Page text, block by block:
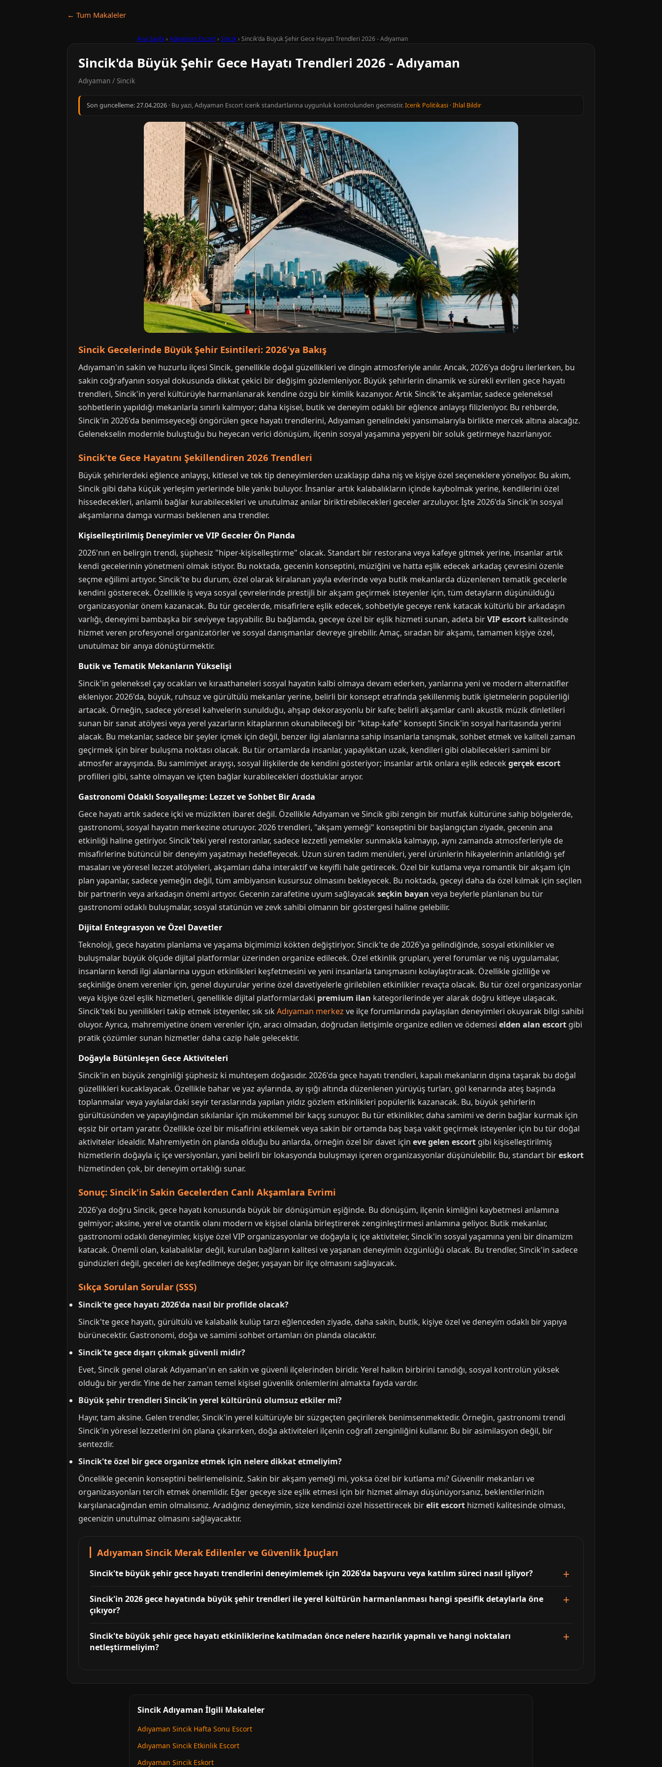
← Tum Makaleler
Ana Sayfa › Adıyaman Escort› Sincik› Sincik'da Büyük Şehir Gece Hayatı Trendleri 2026 - Adıyaman
Sincik'da Büyük Şehir Gece Hayatı Trendleri 2026 - Adıyaman
Adıyaman / Sincik
Son guncelleme:27.04.2026 · Bu yazi, Adıyaman Escort icerik standartlarina uygunluk kontrolunden gecmistir.Icerik Politikasi ·Ihlal Bildir
Sincik Gecelerinde Büyük Şehir Esintileri: 2026'ya Bakış
Adıyaman'ın sakin ve huzurlu ilçesi Sincik, genellikle doğal güzellikleri ve dingin atmosferiyle anılır. Ancak, 2026'ya doğru ilerlerken, bu
sakin coğrafyanın sosyal dokusunda dikkat çekici bir değişim gözlemleniyor. Büyük şehirlerin dinamik ve sürekli evrilen gece hayatı
trendleri, Sincik'in yerel kültürüyle harmanlanarak kendine özgü bir kimlik kazanıyor. Artık Sincik'te akşamlar, sadece geleneksel
sohbetlerin yapıldığı mekanlarla sınırlı kalmıyor; daha kişisel, butik ve deneyim odaklı bir eğlence anlayışı filizleniyor. Bu rehberde,
Sincik'in 2026'da benimseyeceği öngörülen gece hayatı trendlerini, Adıyaman genelindeki yansımalarıyla birlikte mercek altına alacağız.
Gelenekselin modernle buluştuğu bu heyecan verici dönüşüm, ilçenin sosyal yaşamına yepyeni bir soluk getirmeye hazırlanıyor.
Sincik'te Gece Hayatını Şekillendiren 2026 Trendleri
Büyük şehirlerdeki eğlence anlayışı, kitlesel ve tek tip deneyimlerden uzaklaşıp daha niş ve kişiye özel seçeneklere yöneliyor. Bu akım,
Sincik gibi daha küçük yerleşim yerlerinde bile yankı buluyor. İnsanlar artık kalabalıkların içinde kaybolmak yerine, kendilerini özel
hissedecekleri, anlamlı bağlar kurabilecekleri ve unutulmaz anılar biriktirebilecekleri geceler arzuluyor. İşte 2026'da Sincik'in sosyal
akşamlarına damga vurması beklenen ana trendler.
Kişiselleştirilmiş Deneyimler ve VIP Geceler Ön Planda
2026'nın en belirgin trendi, şüphesiz "hiper-kişiselleştirme" olacak. Standart bir restorana veya kafeye gitmek yerine, insanlar artık
kendi gecelerinin yönetmeni olmak istiyor. Bu noktada, gecenin konseptini, müziğini ve hatta eşlik edecek arkadaş çevresini özenle
seçme eğilimi artıyor. Sincik'te bu durum, özel olarak kiralanan yayla evlerinde veya butik mekanlarda düzenlenen tematik gecelerle
kendini gösterecek. Özellikle iş veya sosyal çevrelerinde prestijli bir akşam geçirmek isteyenler için, tüm detayların düşünüldüğü
organizasyonlar önem kazanacak. Bu tür gecelerde, misafirlere eşlik edecek, sohbetiyle geceye renk katacak kültürlü bir arkadaşın
varlığı, deneyimi bambaşka bir seviyeye taşıyabilir. Bu bağlamda, geceye özel bir eşlik hizmeti sunan, adeta birVIP escort kalitesinde
hizmet veren profesyonel organizatörler ve sosyal danışmanlar devreye girebilir. Amaç, sıradan bir akşamı, tamamen kişiye özel,
unutulmaz bir anıya dönüştürmektir.
Butik ve Tematik Mekanların Yükselişi
Sincik'in geleneksel çay ocakları ve kıraathaneleri sosyal hayatın kalbi olmaya devam ederken, yanlarına yeni ve modern alternatifler
ekleniyor. 2026'da, büyük, ruhsuz ve gürültülü mekanlar yerine, belirli bir konsept etrafında şekillenmiş butik işletmelerin popülerliği
artacak. Örneğin, sadece yöresel kahvelerin sunulduğu, ahşap dekorasyonlu bir kafe; belirli akşamlar canlı akustik müzik dinletileri
sunan bir sanat atölyesi veya yerel yazarların kitaplarının okunabileceği bir "kitap-kafe" konsepti Sincik'in sosyal haritasında yerini
alacak. Bu mekanlar, sadece bir şeyler içmek için değil, benzer ilgi alanlarına sahip insanlarla tanışmak, sohbet etmek ve kaliteli zaman
geçirmek için birer buluşma noktası olacak. Bu tür ortamlarda insanlar, yapaylıktan uzak, kendileri gibi olabilecekleri samimi bir
atmosfer arayışında. Bu samimiyet arayışı, sosyal ilişkilerde de kendini gösteriyor; insanlar artık onlara eşlik edecek gerçek escort
profilleri gibi, sahte olmayan ve içten bağlar kurabilecekleri dostluklar arıyor.
Gastronomi Odaklı Sosyalleşme: Lezzet ve Sohbet Bir Arada
Gece hayatı artık sadece içki ve müzikten ibaret değil. Özellikle Adıyaman ve Sincik gibi zengin bir mutfak kültürüne sahip bölgelerde,
gastronomi, sosyal hayatın merkezine oturuyor. 2026 trendleri, "akşam yemeği" konseptini bir başlangıçtan ziyade, gecenin ana
etkinliği haline getiriyor. Sincik'teki yerel restoranlar, sadece lezzetli yemekler sunmakla kalmayıp, aynı zamanda atmosferleriyle de
misafirlerine bütüncül bir deneyim yaşatmayı hedefleyecek. Uzun süren tadım menüleri, yerel ürünlerin hikayelerinin anlatıldığı şef
masaları ve yöresel lezzet atölyeleri, akşamları daha interaktif ve keyifli hale getirecek. Özel bir kutlama veya romantik bir akşam için
plan yapanlar, sadece yemeğin değil, tüm ambiyansın kusursuz olmasını bekleyecek. Bu noktada, geceyi daha da özel kılmak için seçilen
bir partnerin veya arkadaşın önemi artıyor. Gecenin zarafetine uyum sağlayacak seçkin bayan veya beylerle planlanan bu tür
gastronomi odaklı buluşmalar, sosyal statünün ve zevk sahibi olmanın bir göstergesi haline gelebilir.
Dijital Entegrasyon ve Özel Davetler
Teknoloji, gece hayatını planlama ve yaşama biçimimizi kökten değiştiriyor. Sincik'te de 2026'ya gelindiğinde, sosyal etkinlikler ve
buluşmalar büyük ölçüde dijital platformlar üzerinden organize edilecek. Özel etkinlik grupları, yerel forumlar ve niş uygulamalar,
insanların kendi ilgi alanlarına uygun etkinlikleri keşfetmesini ve yeni insanlarla tanışmasını kolaylaştıracak. Özellikle gizliliğe ve
seçkinliğe önem verenler için, genel duyurular yerine özel davetiyelerle girilebilen etkinlikler revaçta olacak. Bu tür özel organizasyonlar
veya kişiye özel eşlik hizmetleri, genellikle dijital platformlardaki premium ilan kategorilerinde yer alarak doğru kitleye ulaşacak.
Sincik'teki bu yenilikleri takip etmek isteyenler, sık sık Adıyaman merkez ve ilçe forumlarında paylaşılan deneyimleri okuyarak bilgi sahibi
oluyor. Ayrıca, mahremiyetine önem verenler için, aracı olmadan, doğrudan iletişimle organize edilen ve ödemesi elden alan escort gibi
pratik çözümler sunan hizmetler daha cazip hale gelecektir.
Doğayla Bütünleşen Gece Aktiviteleri
Sincik'in en büyük zenginliği şüphesiz ki muhteşem doğasıdır. 2026'da gece hayatı trendleri, kapalı mekanların dışına taşarak bu doğal
güzellikleri kucaklayacak. Özellikle bahar ve yaz aylarında, ay ışığı altında düzenlenen yürüyüş turları, göl kenarında ateş başında
toplanmalar veya yaylalardaki seyir teraslarında yapılan yıldız gözlem etkinlikleri popülerlik kazanacak. Bu, büyük şehirlerin
gürültüsünden ve yapaylığından sıkılanlar için mükemmel bir kaçış sunuyor. Bu tür etkinlikler, daha samimi ve derin bağlar kurmak için
eşsiz bir ortam yaratır. Özellikle özel bir misafirini etkilemek veya sakin bir ortamda baş başa vakit geçirmek isteyenler için bu tür doğal
aktiviteler idealdir. Mahremiyetin ön planda olduğu bu anlarda, örneğin özel bir davet için eve gelen escort gibi kişiselleştirilmiş
hizmetlerin doğayla iç içe versiyonları, yani belirli bir lokasyonda buluşmayı içeren organizasyonlar düşünülebilir. Bu, standart bireskort
hizmetinden çok, bir deneyim ortaklığı sunar.
Sonuç: Sincik'in Sakin Gecelerden Canlı Akşamlara Evrimi
2026'ya doğru Sincik, gece hayatı konusunda büyük bir dönüşümün eşiğinde. Bu dönüşüm, ilçenin kimliğini kaybetmesi anlamına
gelmiyor; aksine, yerel ve otantik olanı modern ve kişisel olanla birleştirerek zenginleştirmesi anlamına geliyor. Butik mekanlar,
gastronomi odaklı deneyimler, kişiye özel VIP organizasyonlar ve doğayla iç içe aktiviteler, Sincik'in sosyal yaşamına yeni bir dinamizm
katacak. Önemli olan, kalabalıklar değil, kurulan bağların kalitesi ve yaşanan deneyimin özgünlüğü olacak. Bu trendler, Sincik'in sadece
gündüzleri değil, geceleri de keşfedilmeye değer, yaşayan bir ilçe olmasını sağlayacak.
Sıkça Sorulan Sorular (SSS)
Sincik'te gece hayatı 2026'da nasıl bir profilde olacak?
Sincik'te gece hayatı, gürültülü ve kalabalık kulüp tarzı eğlenceden ziyade, daha sakin, butik, kişiye özel ve deneyim odaklı bir yapıya
bürünecektir. Gastronomi, doğa ve samimi sohbet ortamları ön planda olacaktır.
Sincik'te gece dışarı çıkmak güvenli midir?
Evet, Sincik genel olarak Adıyaman'ın en sakin ve güvenli ilçelerinden biridir. Yerel halkın birbirini tanıdığı, sosyal kontrolün yüksek
olduğu bir yerdir. Yine de her zaman temel kişisel güvenlik önlemlerini almakta fayda vardır.
Büyük şehir trendleri Sincik'in yerel kültürünü olumsuz etkiler mi?
Hayır, tam aksine. Gelen trendler, Sincik'in yerel kültürüyle bir süzgeçten geçirilerek benimsenmektedir. Örneğin, gastronomi trendi
Sincik'in yöresel lezzetlerini ön plana çıkarırken, doğa aktiviteleri ilçenin coğrafi zenginliğini kullanır. Bu bir asimilasyon değil, bir
sentezdir.
Sincik'te özel bir gece organize etmek için nelere dikkat etmeliyim?
Öncelikle gecenin konseptini belirlemelisiniz. Sakin bir akşam yemeği mi, yoksa özel bir kutlama mı? Güvenilir mekanları ve
organizasyonları tercih etmek önemlidir. Eğer geceye size eşlik etmesi için bir hizmet almayı düşünüyorsanız, beklentilerinizin
karşılanacağından emin olmalısınız. Aradığınız deneyimin, size kendinizi özel hissettirecek birelit escort hizmeti kalitesinde olması,
gecenizin unutulmaz olmasını sağlayacaktır.
Adıyaman Sincik Merak Edilenler ve Güvenlik İpuçları
Sincik'te büyük şehir gece hayatı trendlerini deneyimlemek için 2026'da başvuru veya katılım süreci nasıl işliyor?
Sincik'in 2026 gece hayatında büyük şehir trendleri ile yerel kültürün harmanlanması hangi spesifik detaylarla öne
çıkıyor?
Sincik'te büyük şehir gece hayatı etkinliklerine katılmadan önce nelere hazırlık yapmalı ve hangi noktaları
netleştirmeliyim?
Sincik Adıyaman İlgili Makaleler
Adıyaman Sincik Hafta Sonu Escort
Adıyaman Sincik Etkinlik Escort
Adıyaman Sincik Eskort